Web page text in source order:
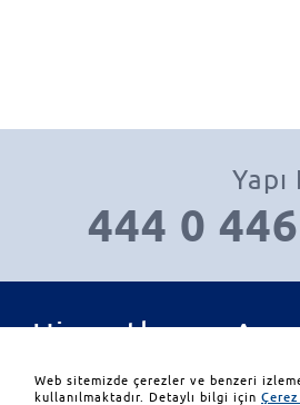
444 0 446
Hizmetler ve
Yatırım
Web sitemizde çerezler ve benzeri
kullanılmaktadır. Detaylı bilgi için